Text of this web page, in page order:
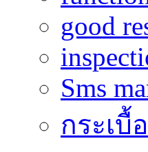
good
Sms
กระเบื้